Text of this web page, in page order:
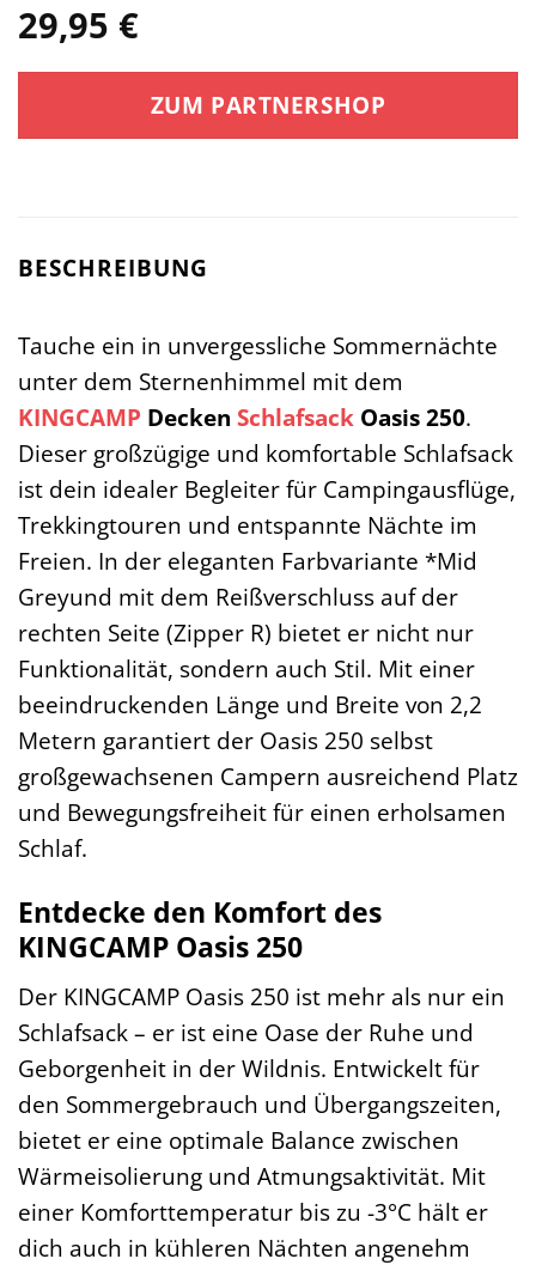
29,95 €
ZUM PARTNERSHOP
BESCHREIBUNG
Tauche ein in unvergessliche Sommernächte
unter dem Sternenhimmel mit dem
KINGCAMP Decken Schlafsack Oasis 250.
Dieser großzügige und komfortable Schlafsack
ist dein idealer Begleiter für Campingausflüge,
Trekkingtouren und entspannte Nächte im
Freien. In der eleganten Farbvariante *Mid
Greyund mit dem Reißverschluss auf der
rechten Seite (Zipper R) bietet er nicht nur
Funktionalität, sondern auch Stil. Mit einer
beeindruckenden Länge und Breite von 2,2
Metern garantiert der Oasis 250 selbst
großgewachsenen Campern ausreichend Platz
und Bewegungsfreiheit für einen erholsamen
Schlaf.
Entdecke den Komfort des
KINGCAMP Oasis 250
Der KINGCAMP Oasis 250 ist mehr als nur ein
Schlafsack – er ist eine Oase der Ruhe und
Geborgenheit in der Wildnis. Entwickelt für
den Sommergebrauch und Übergangszeiten,
bietet er eine optimale Balance zwischen
Wärmeisolierung und Atmungsaktivität. Mit
einer Komforttemperatur bis zu -3°C hält er
dich auch in kühleren Nächten angenehm